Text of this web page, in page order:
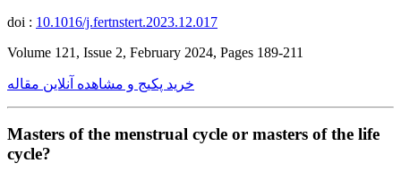
doi : 10.1016/j.fertnstert.2023.12.017
Volume 121, Issue 2, February 2024, Pages 189-211
خرید پکیج و مشاهده آنلاین مقاله
Masters of the menstrual cycle or masters of the life
cycle?